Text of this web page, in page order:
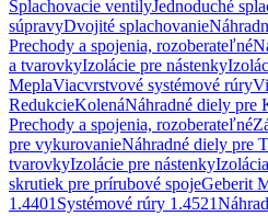
Splachovacie ventilyJednoduché
súpravyDvojité splachovanie
Prechody a spojenia, rozoberateľné
a tvarovkyIzolácie pre nástenky
MeplaViacvrstvové systémové rúry
RedukcieKolenáNáhradné diely pre
Prechody a spojenia, rozoberateľné
pre vykurovanieNáhradné diely pre
tvarovkyIzolácie pre nástenky
skrutiek pre prírubové spojeGeberit
1.4401 Systémové rúry 1.4521